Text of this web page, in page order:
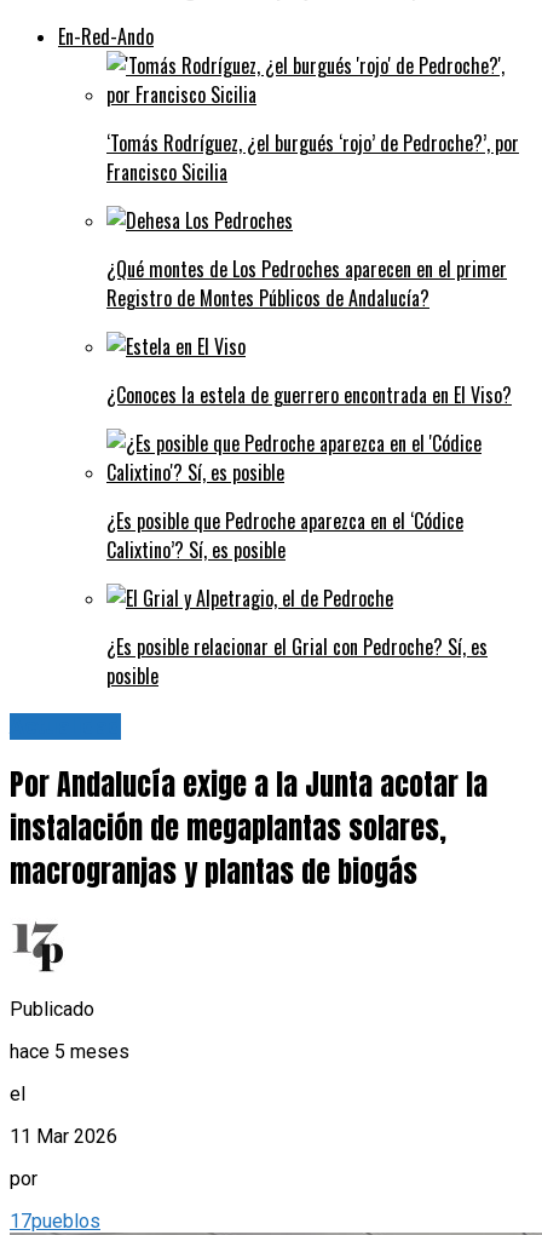
En-Red-Ando
‘Tomás Rodríguez, ¿el burgués ‘rojo’ de Pedroche?’, por
Francisco Sicilia
¿Qué montes de Los Pedroches aparecen en el primer
Registro de Montes Públicos de Andalucía?
¿Conoces la estela de guerrero encontrada en El Viso?
¿Es posible que Pedroche aparezca en el ‘Códice
Calixtino’? Sí, es posible
¿Es posible relacionar el Grial con Pedroche? Sí, es
posible
Por Andalucía exige a la Junta acotar la
instalación de megaplantas solares,
macrogranjas y plantas de biogás
Publicado
hace 5 meses
el
11 Mar 2026
por
17pueblos